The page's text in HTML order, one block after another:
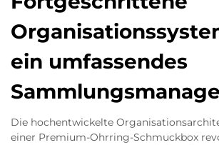
ein umfassendes
Die hochentwickelte
einer Premium-Ohrring-Schmuckbox